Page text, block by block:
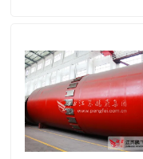
Produkte
Über uns